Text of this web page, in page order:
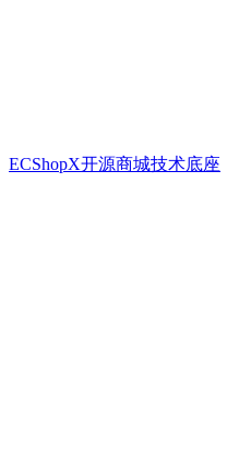
ECShopX开源商城技术底座